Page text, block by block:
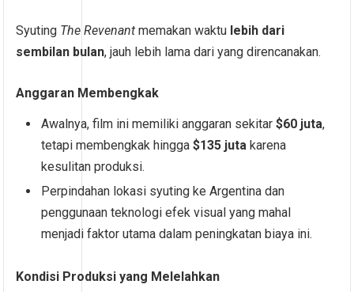
Syuting The Revenant memakan waktu lebih dari
sembilan bulan, jauh lebih lama dari yang direncanakan.
Anggaran Membengkak
Awalnya, film ini memiliki anggaran sekitar$60 juta,
tetapi membengkak hingga$135 juta karena
kesulitan produksi.
Perpindahan lokasi syuting ke Argentina dan
penggunaan teknologi efek visual yang mahal
menjadi faktor utama dalam peningkatan biaya ini.
Kondisi Produksi yang Melelahkan